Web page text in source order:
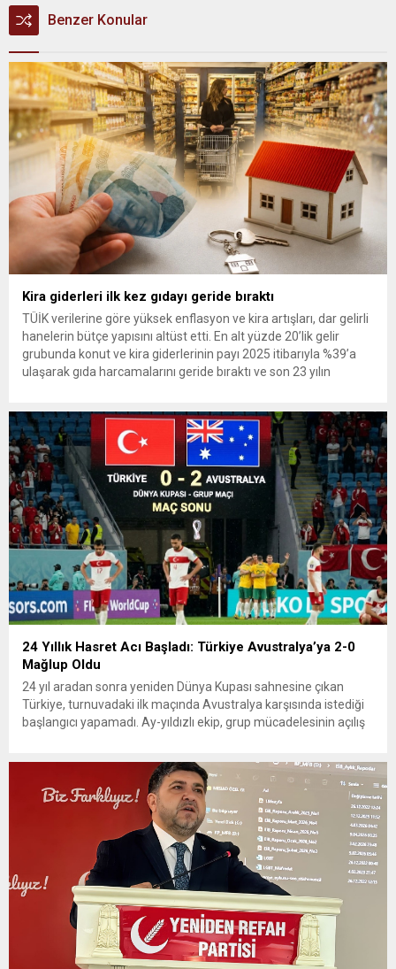
Benzer Konular
Kira giderleri ilk kez gıdayı geride bıraktı
TÜİK verilerine göre yüksek enflasyon ve kira artışları, dar gelirli
hanelerin bütçe yapısını altüst etti. En alt yüzde 20’lik gelir
grubunda konut ve kira giderlerinin payı 2025 itibarıyla %39’a
ulaşarak gıda harcamalarını geride bıraktı ve son 23 yılın
24 Yıllık Hasret Acı Başladı: Türkiye Avustralya’ya 2-0
Mağlup Oldu
24 yıl aradan sonra yeniden Dünya Kupası sahnesine çıkan
Türkiye, turnuvadaki ilk maçında Avustralya karşısında istediği
başlangıcı yapamadı. Ay-yıldızlı ekip, grup mücadelesinin açılış
itibaren iki takım da kontrollü bir oyun sergilerken, Avustralya
özellikle hızlı hücumlarla etkili olmaya...